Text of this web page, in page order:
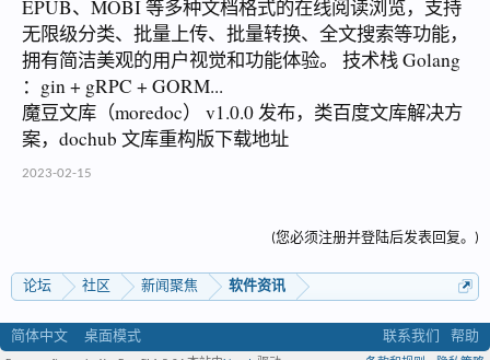
EPUB、MOBI 等多种文档格式的在线阅读浏览，支持
无限级分类、批量上传、批量转换、全文搜索等功能，
拥有简洁美观的用户视觉和功能体验。 技术栈 Golang
：gin + gRPC + GORM...
魔豆文库（moredoc） v1.0.0 发布，类百度文库解决方
案，dochub 文库重构版下载地址
2023-02-15
(您必须注册并登陆后发表回复。)
论坛 社区 新闻聚焦 软件资讯
简体中文 桌面模式 联系我们 帮助